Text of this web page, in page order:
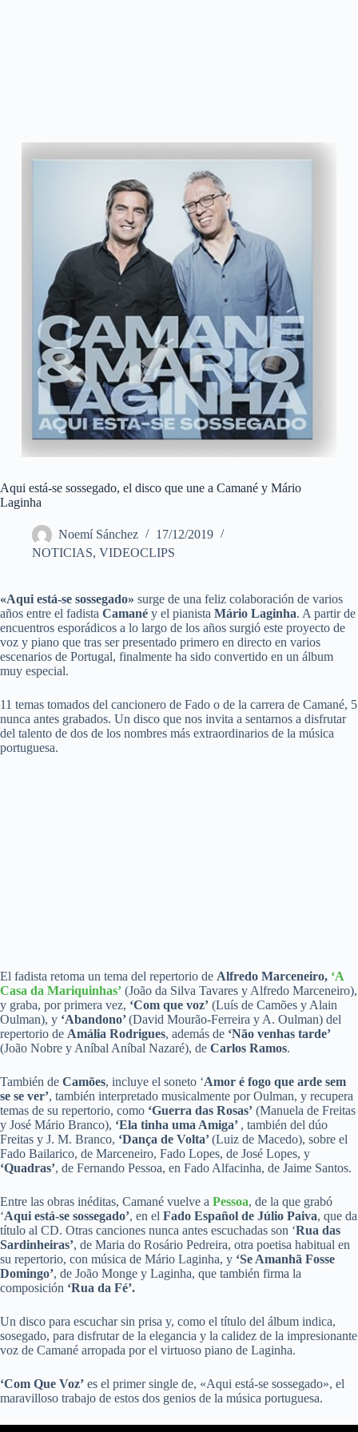
Aqui está-se sossegado, el disco que une a Camané y Mário
Laginha
Noemí Sánchez
17/12/2019
NOTICIAS, VIDEOCLIPS
«Aqui está-se sossegado» surge de una feliz colaboración de varios
años entre el fadista Camané y el pianista Mário Laginha. A partir de
encuentros esporádicos a lo largo de los años surgió este proyecto de
voz y piano que tras ser presentado primero en directo en varios
escenarios de Portugal, finalmente ha sido convertido en un álbum
muy especial.
11 temas tomados del cancionero de Fado o de la carrera de Camané, 5
nunca antes grabados. Un disco que nos invita a sentarnos a disfrutar
del talento de dos de los nombres más extraordinarios de la música
portuguesa.
El fadista retoma un tema del repertorio de Alfredo Marceneiro, ‘A
Casa da Mariquinhas’ (João da Silva Tavares y Alfredo Marceneiro),
y graba, por primera vez, ‘Com que voz’ (Luís de Camões y Alain
Oulman), y ‘Abandono’(David Mourão-Ferreira y A. Oulman) del
repertorio de Amália Rodrigues, además de ‘Não venhas tarde’
(João Nobre y Aníbal Aníbal Nazaré), de Carlos Ramos.
También de Camões, incluye el soneto ‘Amor é fogo que arde sem
se se ver’, también interpretado musicalmente por Oulman, y recupera
temas de su repertorio, como ‘Guerra das Rosas’ (Manuela de Freitas
y José Mário Branco), ‘Ela tinha uma Amiga’ , también del dúo
Freitas y J. M. Branco, ‘Dança de Volta’(Luiz de Macedo), sobre el
Fado Bailarico, de Marceneiro, Fado Lopes, de José Lopes, y
‘Quadras’, de Fernando Pessoa, en Fado Alfacinha, de Jaime Santos.
Entre las obras inéditas, Camané vuelve a Pessoa, de la que grabó
‘Aqui está-se sossegado’, en el Fado Español de Júlio Paiva, que da
título al CD. Otras canciones nunca antes escuchadas son ‘Rua das
Sardinheiras’, de Maria do Rosário Pedreira, otra poetisa habitual en
su repertorio, con música de Mário Laginha, y ‘Se Amanhã Fosse
Domingo’, de João Monge y Laginha, que también firma la
composición ‘Rua da Fé’.
Un disco para escuchar sin prisa y, como el título del álbum indica,
sosegado, para disfrutar de la elegancia y la calidez de la impresionante
voz de Camané arropada por el virtuoso piano de Laginha.
‘Com Que Voz’ es el primer single de, «Aqui está-se sossegado», el
maravilloso trabajo de estos dos genios de la música portuguesa.